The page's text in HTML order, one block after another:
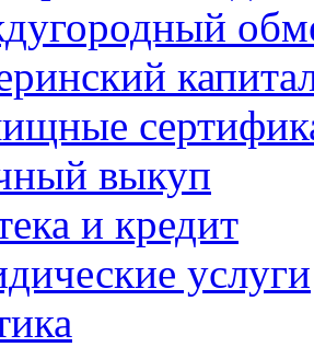
выкуп
и кредит
услуги